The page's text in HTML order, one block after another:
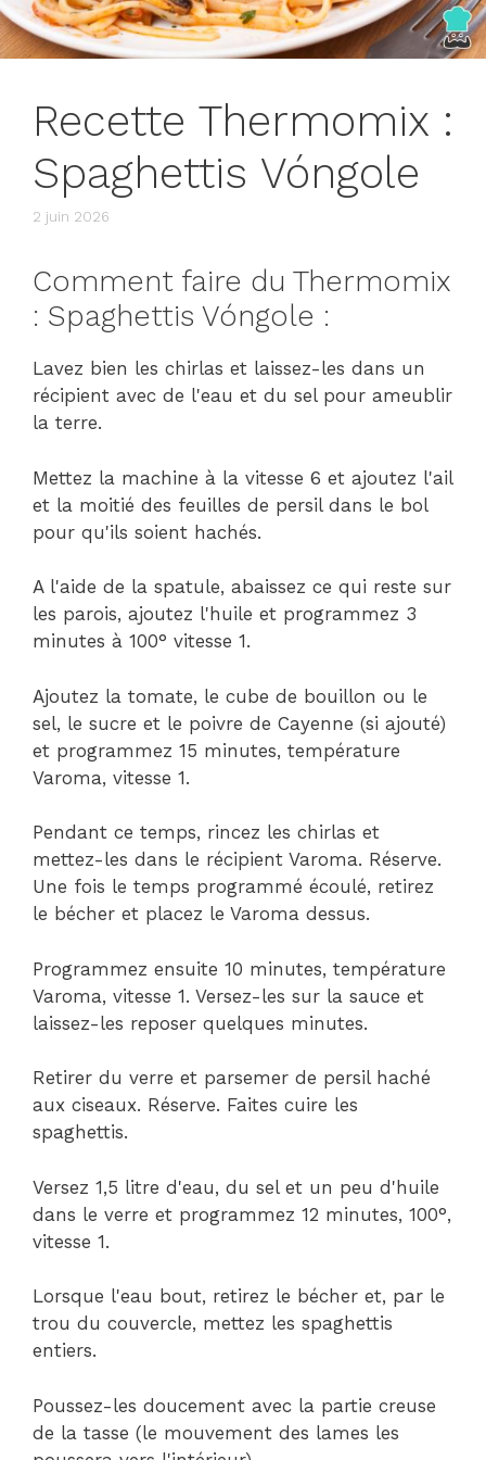
Recette Thermomix :
Spaghettis Vóngole
2 juin 2026
Comment faire du Thermomix
: Spaghettis Vóngole :
Lavez bien les chirlas et laissez-les dans un
récipient avec de l'eau et du sel pour ameublir
la terre.
Mettez la machine à la vitesse 6 et ajoutez l'ail
et la moitié des feuilles de persil dans le bol
pour qu'ils soient hachés.
A l'aide de la spatule, abaissez ce qui reste sur
les parois, ajoutez l'huile et programmez 3
minutes à 100° vitesse 1.
Ajoutez la tomate, le cube de bouillon ou le
sel, le sucre et le poivre de Cayenne (si ajouté)
et programmez 15 minutes, température
Varoma, vitesse 1.
Pendant ce temps, rincez les chirlas et
mettez-les dans le récipient Varoma. Réserve.
Une fois le temps programmé écoulé, retirez
le bécher et placez le Varoma dessus.
Programmez ensuite 10 minutes, température
Varoma, vitesse 1. Versez-les sur la sauce et
laissez-les reposer quelques minutes.
Retirer du verre et parsemer de persil haché
aux ciseaux. Réserve. Faites cuire les
spaghettis.
Versez 1,5 litre d'eau, du sel et un peu d'huile
dans le verre et programmez 12 minutes, 100°,
vitesse 1.
Lorsque l'eau bout, retirez le bécher et, par le
trou du couvercle, mettez les spaghettis
entiers.
Poussez-les doucement avec la partie creuse
de la tasse (le mouvement des lames les